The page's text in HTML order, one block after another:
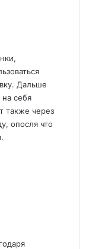
Дальше
себя
также через
опосля что